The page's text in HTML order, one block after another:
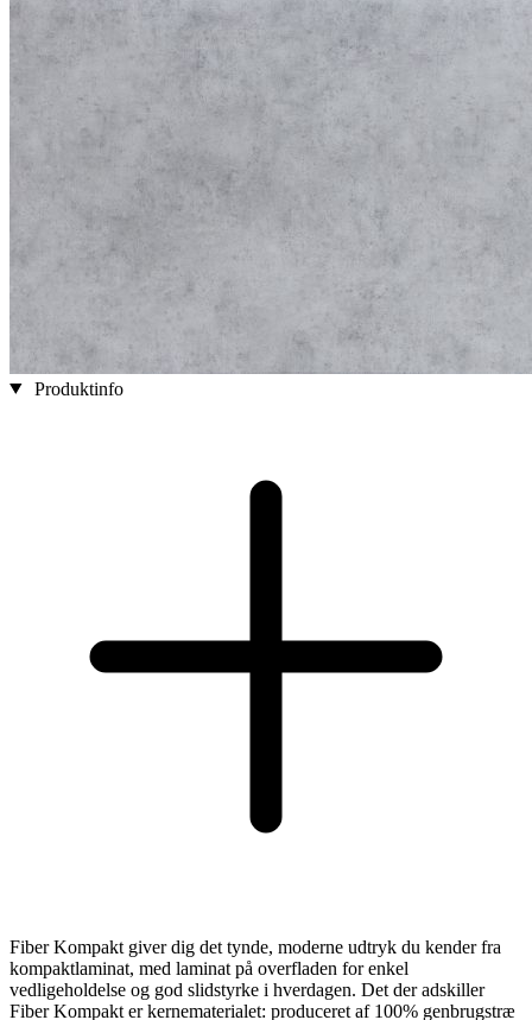
Produktinfo
Fiber Kompakt giver dig det tynde, moderne udtryk du kender fra
kompaktlaminat, med laminat på overfladen for enkel
vedligeholdelse og god slidstyrke i hverdagen. Det der adskiller
Fiber Kompakt er kernematerialet: produceret af 100% genbrugstræ